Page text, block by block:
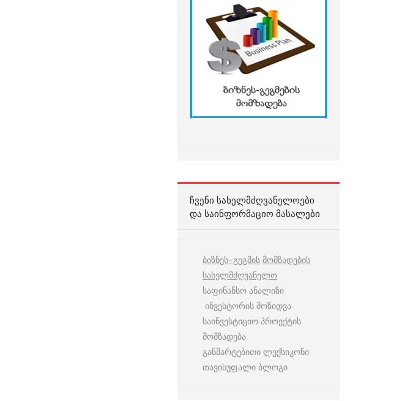
ᲩᲕᲔᲜᲘ ᲡᲐᲮᲔᲚᲛᲫᲦᲕᲐᲜᲔᲚᲝᲔᲑᲘ
ᲓᲐ ᲡᲐᲘᲜᲤᲝᲠᲛᲐᲪᲘᲝ ᲛᲐᲡᲐᲚᲔᲑᲘ
ბიზნეს–გეგმის მომზადების
სახელმძღვანელო
საფინანსო ანალიზი
ინვესტორის მოზიდვა
საინვესტიციო პროექტის
მომზადება
განმარტებითი ლექსიკონი
თავისუფალი ბლოგი